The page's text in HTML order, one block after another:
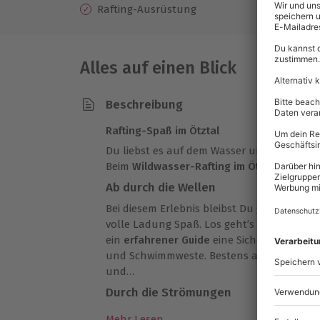
Rafting-Ausrüstung
Alles auf einen Blick
Beschreibung
Rafting-Spaß im Ötztal
Du liebst es auf dem Wasser unterwegs
Beim Wildwasser-Rafting im Ötztal
Ab durch die Wellen
Bei diesem Erlebnis bleibst Du garantiert
volle Ladung Spaß. Los geht’s beim
ein erfahrener Guide eine
und Schwimmweste. Bestens ausgestattet
und…
Durch die Strömungen
…los geht die wilde Tour durch die Wellen